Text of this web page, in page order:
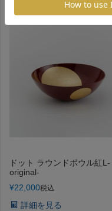
ドット ラウンドボウル紅L-
original-
¥22,000税込
詳細を見る